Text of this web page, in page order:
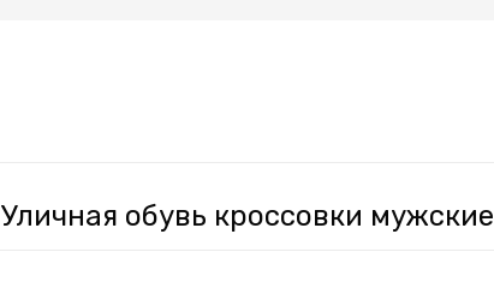
Уличная обувь кроссовки мужские